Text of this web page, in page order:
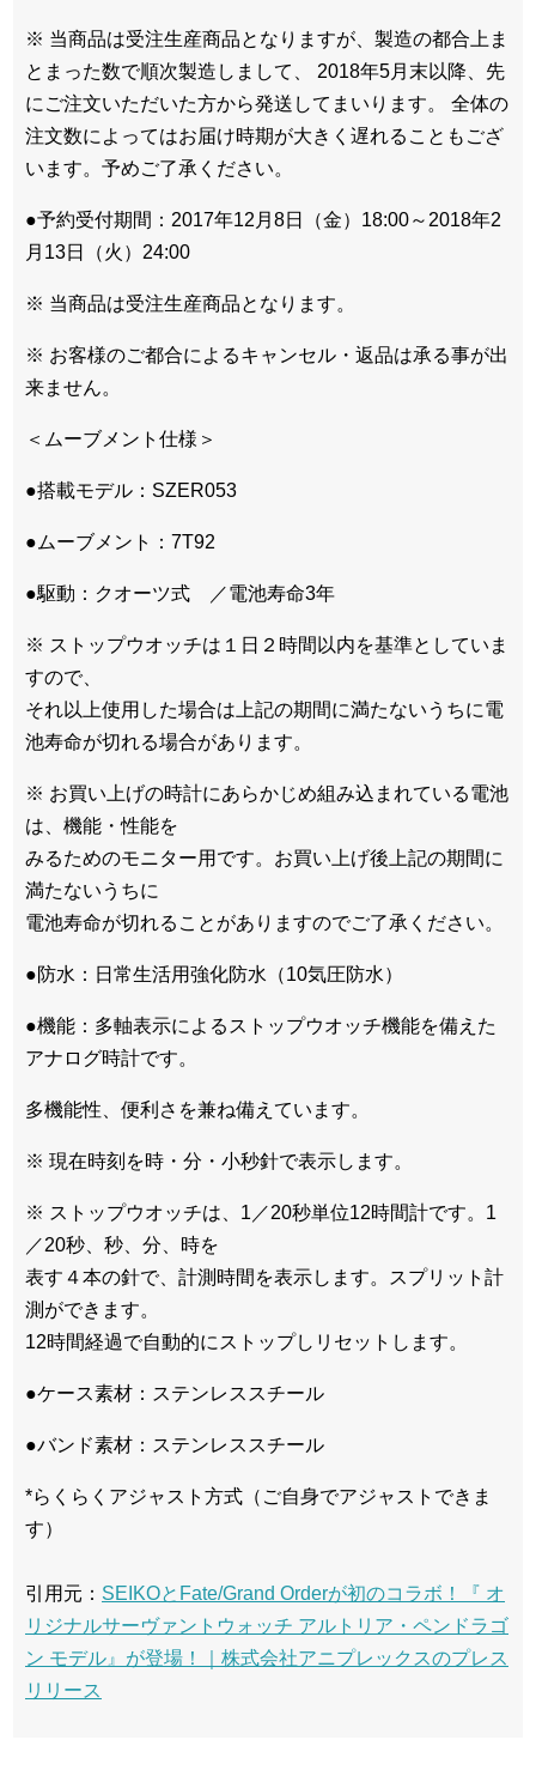
※ 当商品は受注生産商品となりますが、製造の都合上ま
とまった数で順次製造しまして、 2018年5月末以降、先
にご注文いただいた方から発送してまいります。 全体の
注文数によってはお届け時期が大きく遅れることもござ
います。予めご了承ください。
●予約受付期間：2017年12月8日（金）18:00～2018年2
月13日（火）24:00
※ 当商品は受注生産商品となります。
※ お客様のご都合によるキャンセル・返品は承る事が出
来ません。
＜ムーブメント仕様＞
●搭載モデル：SZER053
●ムーブメント：7T92
●駆動：クオーツ式 ／電池寿命3年
※ ストップウオッチは１日２時間以内を基準としていま
すので、
それ以上使用した場合は上記の期間に満たないうちに電
池寿命が切れる場合があります。
※ お買い上げの時計にあらかじめ組み込まれている電池
は、機能・性能を
みるためのモニター用です。お買い上げ後上記の期間に
満たないうちに
電池寿命が切れることがありますのでご了承ください。
●防水：日常生活用強化防水（10気圧防水）
●機能：多軸表示によるストップウオッチ機能を備えた
アナログ時計です。
多機能性、便利さを兼ね備えています。
※ 現在時刻を時・分・小秒針で表示します。
※ ストップウオッチは、1／20秒単位12時間計です。1
／20秒、秒、分、時を
表す４本の針で、計測時間を表示します。スプリット計
測ができます。
12時間経過で自動的にストップしリセットします。
●ケース素材：ステンレススチール
●バンド素材：ステンレススチール
*らくらくアジャスト方式（ご自身でアジャストできま
す）
引用元： SEIKOとFate/Grand Orderが初のコラボ！『 オ
リジナルサーヴァントウォッチ アルトリア・ペンドラゴ
ン モデル』が登場！｜株式会社アニプレックスのプレス
リリース